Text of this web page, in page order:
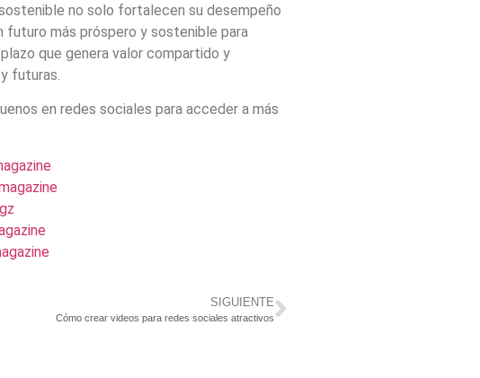
no solo fortalecen su desempeño
futuro más próspero y sostenible para
que genera valor compartido y
futuras.
en redes sociales para acceder a más
SIGUIENTE
Cómo crear videos para redes sociales atractivos